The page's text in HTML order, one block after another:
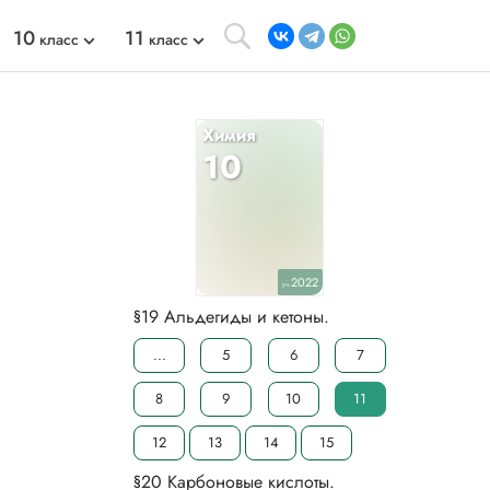
10 класс 11 класс
Химия
10
уч.2022
§19 Альдегиды и кетоны.
... 5 6 7
8 9 10 11
12 13 14 15
§20 Карбоновые кислоты.